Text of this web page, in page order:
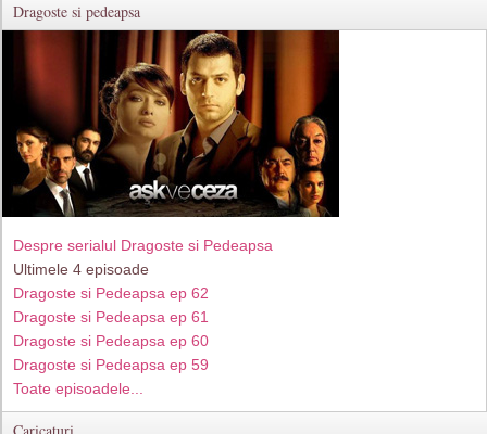
Dragoste si pedeapsa
Despre serialul Dragoste si Pedeapsa
Ultimele 4 episoade
Dragoste si Pedeapsa ep 62
Dragoste si Pedeapsa ep 61
Dragoste si Pedeapsa ep 60
Dragoste si Pedeapsa ep 59
Toate episoadele...